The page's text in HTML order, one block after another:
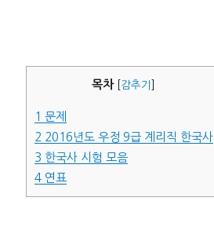
목차 감추기
1 문제
2 2016년도 우정 9급 계리직 한국사
3 한국사 시험 모음
4연표